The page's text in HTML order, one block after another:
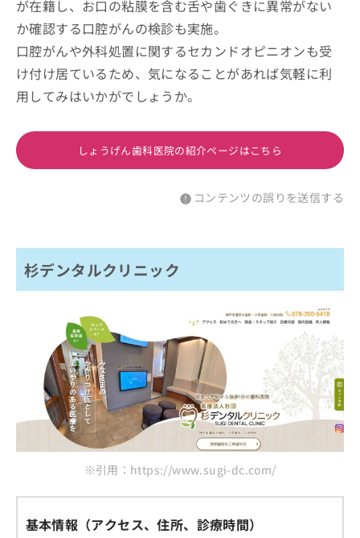
が在籍し、お口の粘膜を含む舌や歯ぐきに異常がない
か確認する口腔がんの検診も実施。
口腔がんや外科処置に関するセカンドオピニオンも受
け付け居ているため、気になることがあれば気軽に利
用してみはいかがでしょうか。
しょうげん歯科医院の紹介ページはこちら
コンテンツの誤りを送信する
杉デンタルクリニック
※引用：https://www.sugi-dc.com/
基本情報（アクセス、住所、診療時間）